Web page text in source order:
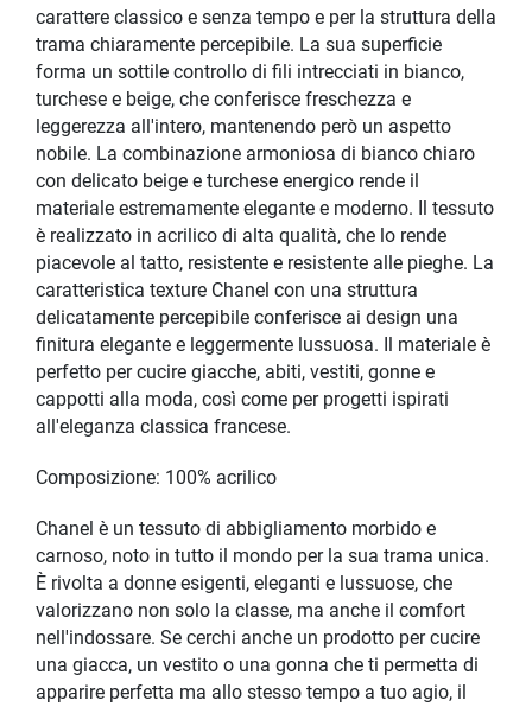
carattere classico e senza tempo e per la struttura della
trama chiaramente percepibile. La sua superficie
forma un sottile controllo di fili intrecciati in bianco,
turchese e beige, che conferisce freschezza e
leggerezza all'intero, mantenendo però un aspetto
nobile. La combinazione armoniosa di bianco chiaro
con delicato beige e turchese energico rende il
materiale estremamente elegante e moderno. Il tessuto
è realizzato in acrilico di alta qualità, che lo rende
piacevole al tatto, resistente e resistente alle pieghe. La
caratteristica texture Chanel con una struttura
delicatamente percepibile conferisce ai design una
finitura elegante e leggermente lussuosa. Il materiale è
perfetto per cucire giacche, abiti, vestiti, gonne e
cappotti alla moda, così come per progetti ispirati
all'eleganza classica francese.
Composizione: 100% acrilico
Chanel è un tessuto di abbigliamento morbido e
carnoso, noto in tutto il mondo per la sua trama unica.
È rivolta a donne esigenti, eleganti e lussuose, che
valorizzano non solo la classe, ma anche il comfort
nell'indossare. Se cerchi anche un prodotto per cucire
una giacca, un vestito o una gonna che ti permetta di
apparire perfetta ma allo stesso tempo a tuo agio, il